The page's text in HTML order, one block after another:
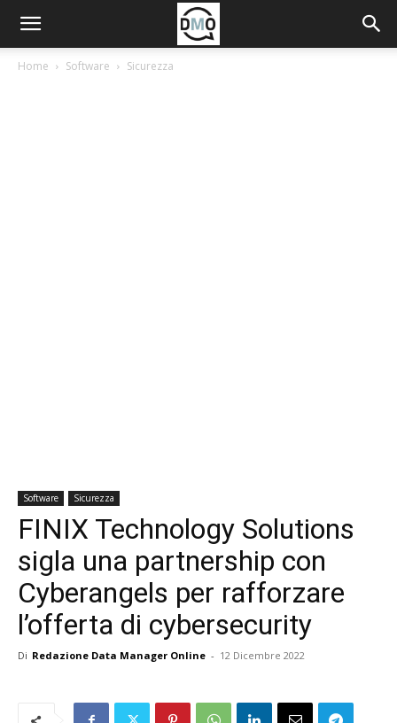
Home Software Sicurezza
Software Sicurezza
FINIX Technology Solutions
sigla una partnership con
Cyberangels per rafforzare
l’offerta di cybersecurity
Di Redazione Data Manager Online - 12 Dicembre 2022